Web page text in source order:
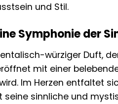
und Stil.
Symphonie der
würziger Duft,
mit einer
Im Herzen entfaltet
seine sinnliche und